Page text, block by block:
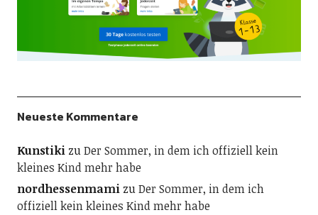
Neueste Kommentare
KunstikizuDer Sommer, in dem ich offiziell kein
kleines Kind mehr habe
nordhessenmamizuDer Sommer, in dem ich
offiziell kein kleines Kind mehr habe